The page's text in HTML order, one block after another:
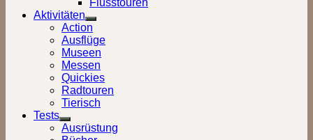
menu
Flusstouren
Aktivitäten
Show
sub
menu
Action
Ausflüge
Museen
Messen
Quickies
Radtouren
Tierisch
Tests
Show
sub
Ausrüstung